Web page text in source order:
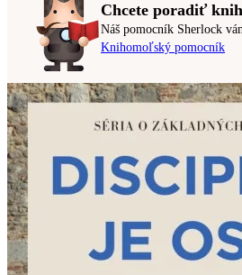
Chcete poradiť
Náš pomocník Sherlock
Knihomoľský pomocník